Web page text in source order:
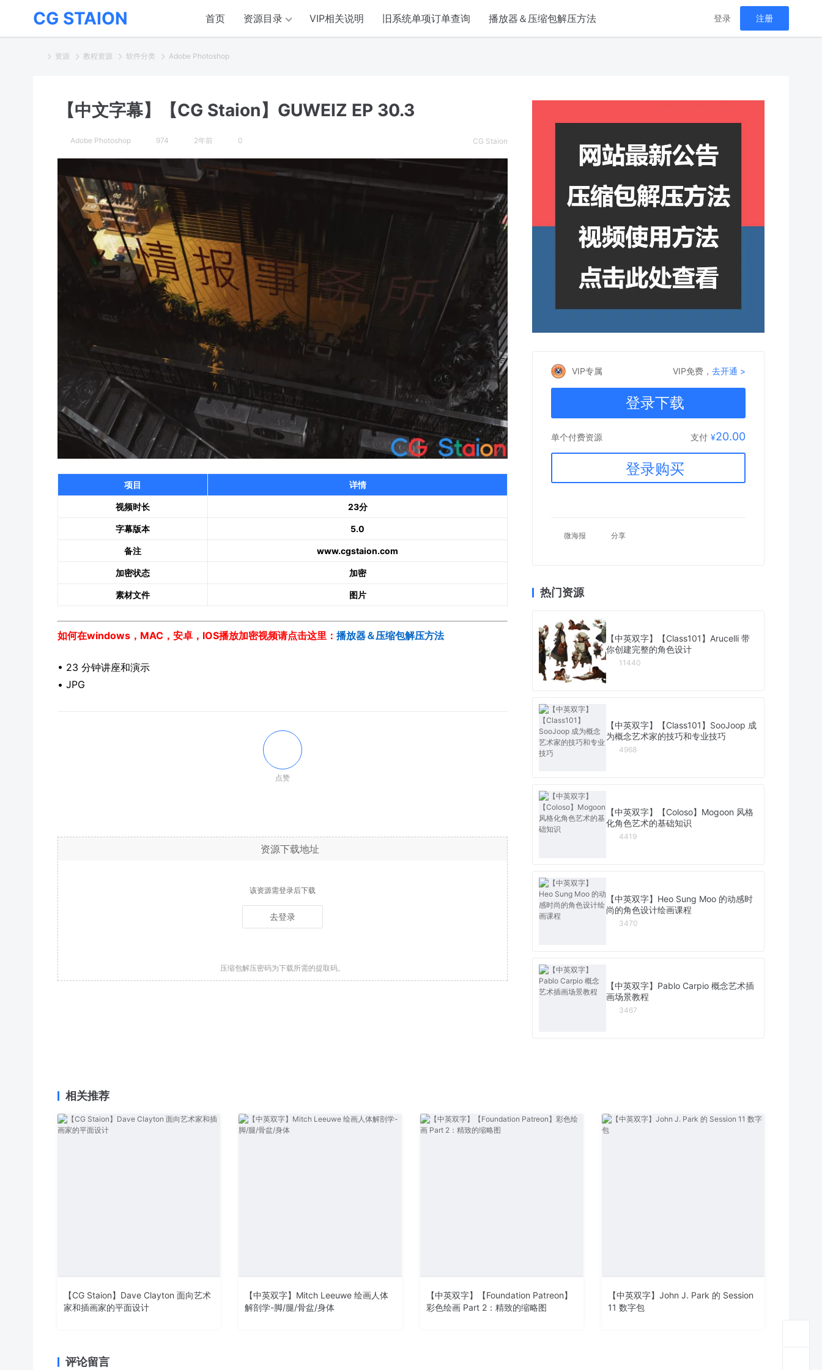
CG STAION 首页 资源目录 VIP相关说明 旧系统单项订单查询 播放器＆压缩包解压方法 登录 注册
资源 教程资源 软件分类 Adobe Photoshop
【中文字幕】【CG Staion】GUWEIZ EP 30.3
Adobe Photoshop 974 2年前 0 CG Staion
项目 详情
视频时长 23分
字幕版本 5.0
备注 www.cgstaion.com
加密状态 加密
素材文件 图片
如何在windows，MAC，安卓，IOS播放加密视频请点击这里： 播放器＆压缩包解压方法
• 23 分钟讲座和演示
• JPG
点赞
资源下载地址
该资源需登录后下载
去登录
压缩包解压密码为下载所需的提取码。
VIP专属 VIP免费，去开通 >
登录下载
单个付费资源 支付 ¥20.00
登录购买
微海报 分享
热门资源
【中英双字】【Class101】Arucelli 带
你创建完整的角色设计
11440
【中英双字】【Class101】SooJoop 成
为概念艺术家的技巧和专业技巧
4968
【中英双字】【Coloso】Mogoon 风格
化角色艺术的基础知识
4419
【中英双字】Heo Sung Moo 的动感时
尚的角色设计绘画课程
3470
【中英双字】Pablo Carpio 概念艺术插
画场景教程
3467
相关推荐
【CG Staion】Dave Clayton 面向艺术
家和插画家的平面设计
【中英双字】Mitch Leeuwe 绘画人体
解剖学-脚/腿/骨盆/身体
【中英双字】【Foundation Patreon】
彩色绘画 Part 2：精致的缩略图
【中英双字】John J. Park 的 Session
11 数字包
评论留言